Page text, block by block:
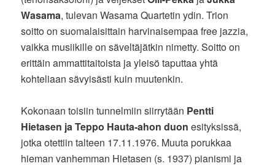
Wasama, tulevan Wasama Quartetin ydin. Trion
soitto on suomalaisittain harvinaisempaa free jazzia,
vaikka musiikille on säveltäjätkin nimetty. Soitto on
erittäin ammattitaitoista ja yleisö taputtaa yhtä
kohteliaan sävyisästi kuin muutenkin.
Kokonaan toisiin tunnelmiin siirrytään Pentti
Hietasen ja Teppo Hauta-ahon duon esityksissä,
jotka otettiin talteen 17.11.1976. Muuta porukkaa
hieman vanhemman Hietasen (s. 1937) pianismi ja